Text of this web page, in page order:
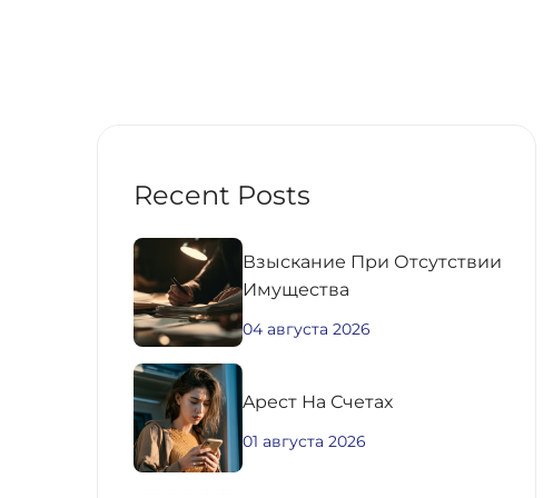
Recent Posts
Взыскание При Отсутствии
Имущества
04 августа 2026
Aрест На Счетах
01 августа 2026